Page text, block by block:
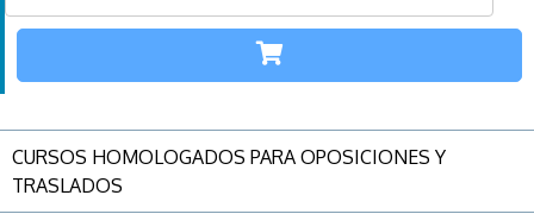
CURSOS HOMOLOGADOS PARA OPOSICIONES Y
TRASLADOS
SECUNDARIA
110 4Créditos
21
Más información